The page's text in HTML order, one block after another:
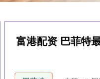
富港配资 巴菲特